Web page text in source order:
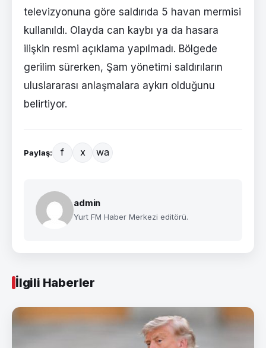
televizyonuna göre saldırıda 5 havan mermisi
kullanıldı. Olayda can kaybı ya da hasara
ilişkin resmi açıklama yapılmadı. Bölgede
gerilim sürerken, Şam yönetimi saldırıların
uluslararası anlaşmalara aykırı olduğunu
belirtiyor.
Paylaş: f x wa
admin
Yurt FM Haber Merkezi editörü.
İlgili Haberler